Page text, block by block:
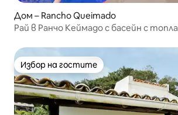
Дом – Rancho Queimado
Рай в Ранчо Кеймадо с басейн с
Избор на гостите
Избор на гостите